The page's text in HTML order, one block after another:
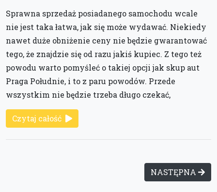
Sprawna sprzedaż posiadanego samochodu wcale
nie jest taka łatwa, jak się może wydawać. Niekiedy
nawet duże obniżenie ceny nie będzie gwarantować
tego, że znajdzie się od razu jakiś kupiec. Z tego też
powodu warto pomyśleć o takiej opcji jak skup aut
Praga Południe, i to z paru powodów. Przede
wszystkim nie będzie trzeba długo czekać,
Czytaj całość
NASTĘPNA